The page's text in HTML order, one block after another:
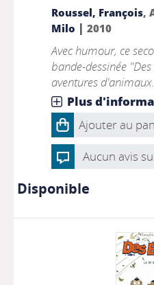
Roussel, François,
Milo | 2010
Avec humour, ce
bande-dessinée
aventures d'animaux.
Plus
Ajouter au
Aucun avis
Disponible